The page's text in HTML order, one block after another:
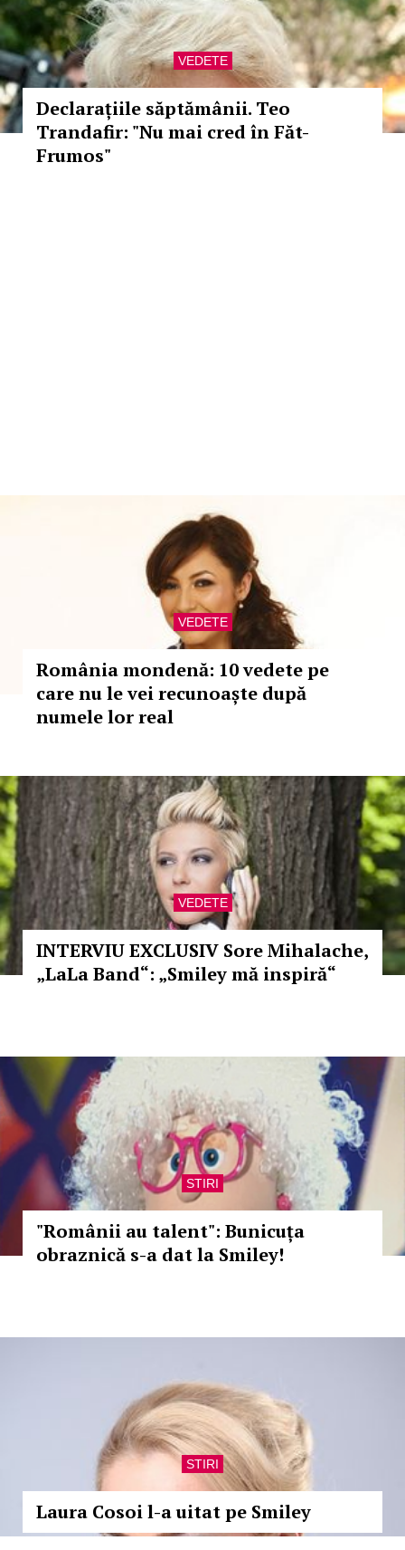
VEDETE
Declarațiile săptămânii. Teo
Trandafir: "Nu mai cred în Făt-
Frumos"
VEDETE
România mondenă: 10 vedete pe
care nu le vei recunoaște după
numele lor real
VEDETE
INTERVIU EXCLUSIV Sore Mihalache,
„LaLa Band“: „Smiley mă inspiră“
STIRI
"Românii au talent": Bunicuța
obraznică s-a dat la Smiley!
STIRI
Laura Cosoi l-a uitat pe Smiley